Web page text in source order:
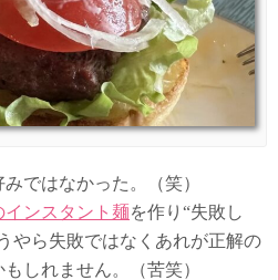
ではなかった。（笑）
ンスタント麺を作り“失敗し
やら失敗ではなくあれが正解の
しれません。（苦笑）